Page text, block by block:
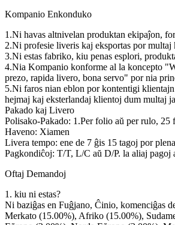
Kompanio Enkonduko
1.Ni havas altnivelan produktan ekipaĵon,
2.Ni profesie liveris kaj eksportas por
3.Ni estas fabriko, kiu penas esplori,
4.Nia Kompanio konforme al la koncepto
prezo, rapida livero, bona servo" por nia
5.Ni faros nian eblon por kontentigi
hejmaj kaj eksterlandaj klientoj dum multaj
Pakado kaj Livero
Polisako-Pakado: 1.Per folio aŭ per rulo,
Haveno: Xiamen
Livera tempo: ene de 7 ĝis 15 tagoj por
Pagkondiĉoj: T/T, L/C aŭ D/P. la aliaj pagoj
Oftaj Demandoj
1. kiu ni estas?
Ni baziĝas en Fuĝjano, Ĉinio, komenciĝas
Merkato (15.00%), Afriko (15.00%),